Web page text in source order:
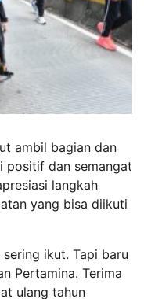
ambil bagian dan
positif dan semangat
langkah
yang bisa diikuti
sering ikut. Tapi baru
Pertamina. Terima
ulang tahun